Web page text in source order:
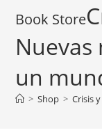
un
> Shop > Crisis